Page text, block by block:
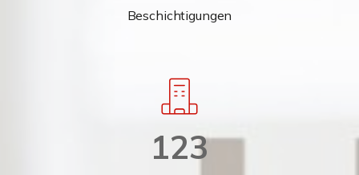
Beschichtigungen
123